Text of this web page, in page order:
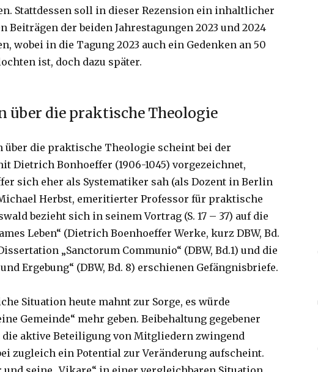
Stattdessen soll in dieser Rezension ein inhaltlicher
Beiträgen der beiden Jahrestagungen 2023 und 2024
wobei in die Tagung 2023 auch ein Gedenken an 50
ist, doch dazu später.
über die praktische Theologie
über die praktische Theologie scheint bei der
Dietrich Bonhoeffer (1906-1045) vorgezeichnet,
sich eher als Systematiker sah (als Dozent in Berlin
Michael Herbst, emeritierter Professor für praktische
bezieht sich in seinem Vortrag (S. 17 – 37) auf die
Leben“ (Dietrich Boenhoeffer Werke, kurz DBW, Bd.
„Sanctorum Communio“ (DBW, Bd.1) und die
Ergebung“ (DBW, Bd. 8) erschienen Gefängnisbriefe.
Situation heute mahnt zur Sorge, es würde
Gemeinde“ mehr geben. Beibehaltung gegebener
aktive Beteiligung von Mitgliedern zwingend
zugleich ein Potential zur Veränderung aufscheint.